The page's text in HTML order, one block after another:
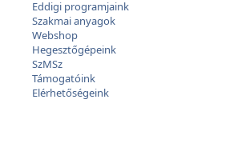
Eddigi programjaink
Szakmai anyagok
Webshop
Hegesztőgépeink
SzMSz
Támogatóink
Elérhetőségeink